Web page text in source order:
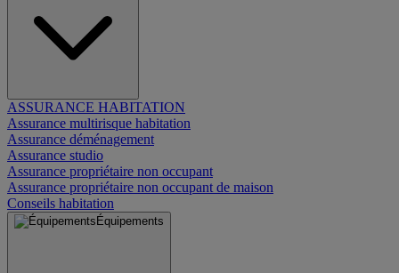
ASSURANCE HABITATION
Assurance multirisque habitation
Assurance déménagement
Assurance studio
Assurance propriétaire non occupant
Assurance propriétaire non occupant de maison
Conseils habitation
Équipements